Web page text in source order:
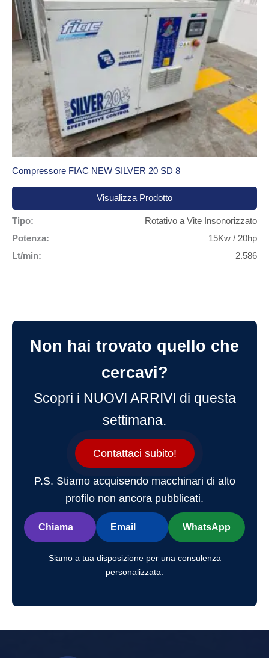
Compressore FIAC NEW SILVER 20 SD 8
Visualizza Prodotto
Tipo:
Rotativo a Vite Insonorizzato
Potenza:
15Kw / 20hp
Lt/min:
2.586
Non hai trovato quello che
cercavi?
Scopri i NUOVI ARRIVI di questa
settimana.
Contattaci subito!
P.S. Stiamo acquisendo macchinari di alto
profilo non ancora pubblicati.
Chiama Email WhatsApp
Siamo a tua disposizione per una consulenza
personalizzata.